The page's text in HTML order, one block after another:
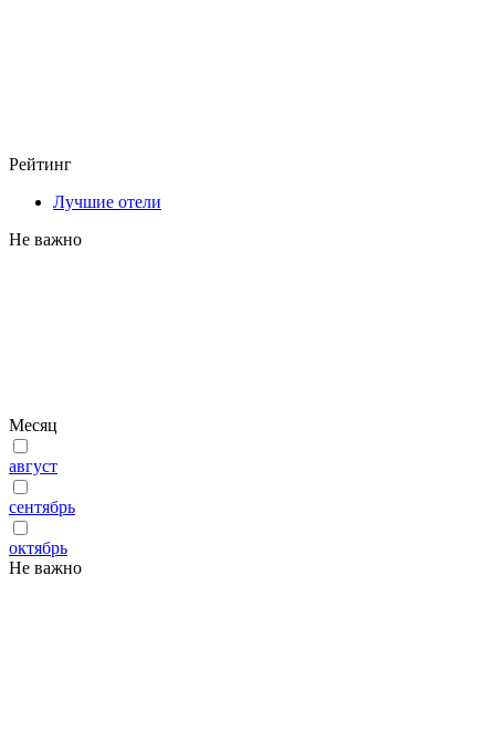
Рейтинг
Лучшие отели
Не важно
Месяц
август
сентябрь
октябрь
Не важно